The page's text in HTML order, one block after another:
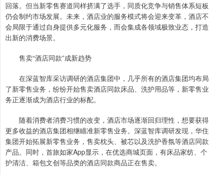
回落。但当新零售赛道同样挤满了选手，同质化竞争与销售体系短板
仍会制约市场发展。未来，酒店业的服务模式将会迎来变革，酒店不
会局限于通过自身提供多元化服务，而会集成各领域极致业态，打造
出新的消费场景。
售卖“酒店同款”成新趋势
在深蓝智库采访调研的酒店集团中，几乎所有的酒店集团均布局
了新零售业务，纷纷开始售卖酒店同款床品、洗护用品等，新零售业
务正逐渐成为酒店行业的标配。
随着消费者消费习惯的改变，酒店市场逐渐回归理性，想要获得
更多收益的酒店集团相继瞄准新零售业务。深蓝智库调研发现，华住
集团开始拓展新零售业务，售卖枕头、被芯以及洗护香氛等酒店同款
产品。同时，首旅如家App显示，在优选商城页面，有床品家纺、个
护清洁、箱包文创等品类的酒店同款商品正在售卖。